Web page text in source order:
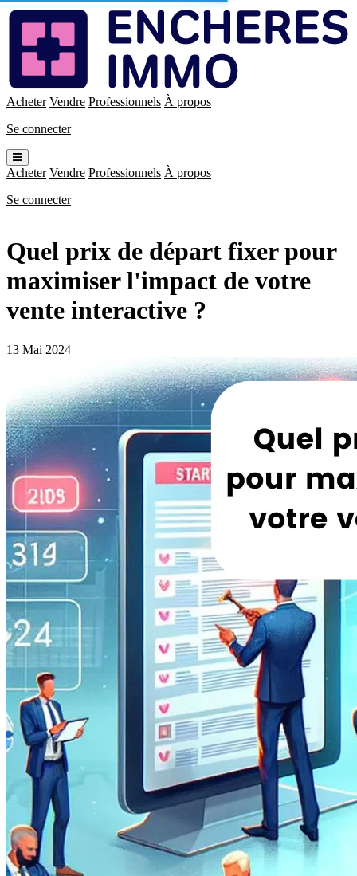
Enchères
Immo
Acheter Vendre Professionnels À propos
Se connecter
Ouvrir
le
menu
Acheter Vendre Professionnels À propos
Se connecter
Quel prix de départ fixer pour
maximiser l'impact de votre
vente interactive ?
13 Mai 2024